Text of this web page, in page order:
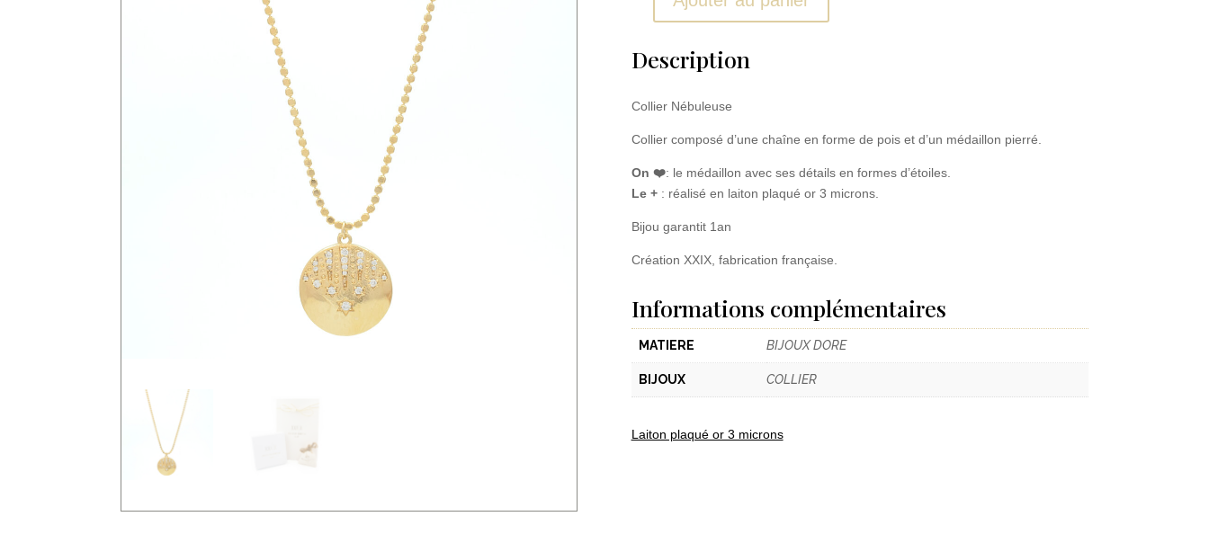
quantité
Collier
Nebuleuse
Description
Collier Nébuleuse
Collier composé d’une chaîne en forme de pois et d’un médaillon pierré.
On ❤️: le médaillon avec ses détails en formes d’étoiles.
Le +: réalisé en laiton plaqué or 3 microns.
Bijou garantit 1an
Création XXIX, fabrication française.
Informations complémentaires
MATIERE BIJOUX DORE
BIJOUX COLLIER
Laiton plaqué or 3 microns